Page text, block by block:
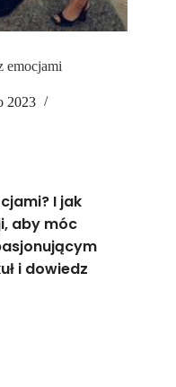
emocjami
2023
I jak
aby móc
i dowiedz